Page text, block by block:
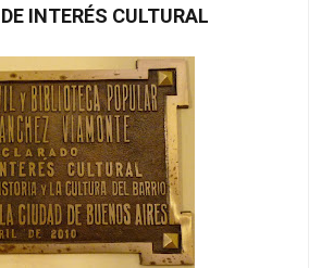
INTERÉS CULTURAL